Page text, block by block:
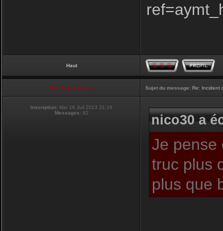
Haut
Club Supra France Sujet du message: Re: Incident
Inscription: Mar 16 Juil 2013 21:16
Messages:82 nico30 a
Je pense
truc plus
plus que